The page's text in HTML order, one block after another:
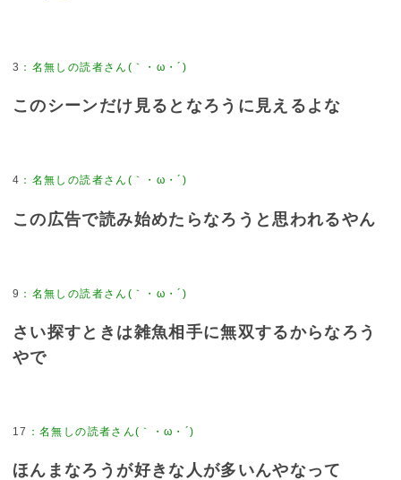
3 ： 名無しの読者さん(｀・ω・´)
このシーンだけ見るとなろうに見えるよな
4 ： 名無しの読者さん(｀・ω・´)
この広告で読み始めたらなろうと思われるやん
9 ： 名無しの読者さん(｀・ω・´)
さい探すときは雑魚相手に無双するからなろう
やで
17 ：名無しの読者さん(｀・ω・´)
ほんまなろうが好きな人が多いんやなって